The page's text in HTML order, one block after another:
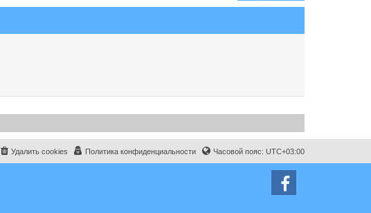
Часовой пояс: UTC+03:00
Политика конфиденциальности
Удалить cookies